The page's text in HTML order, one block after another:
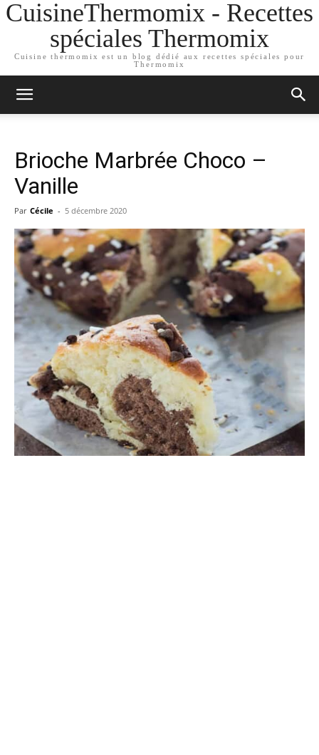
CuisineThermomix - Recettes
spéciales Thermomix
Cuisine thermomix est un blog dédié aux recettes spéciales pour
Thermomix
Brioche Marbrée Choco –
Vanille
Par Cécile - 5 décembre 2020